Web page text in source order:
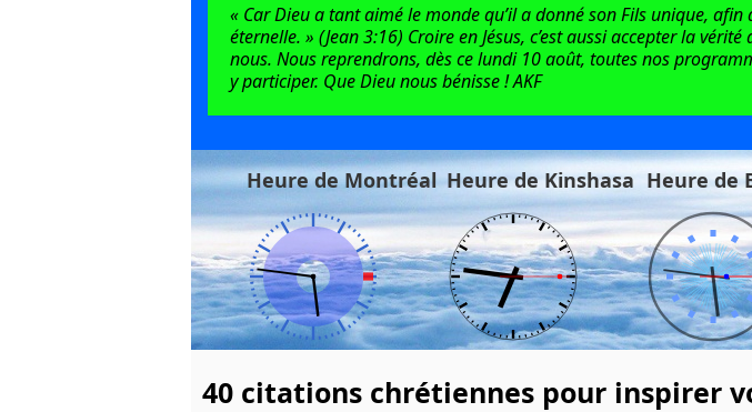
« Car Dieu a tant aimé le monde qu’il a donné son Fils unique,
éternelle. » (Jean 3:16) Croire en Jésus, c’est aussi accepter la
nous. Nous reprendrons, dès ce lundi 10 août, toutes nos
y participer. Que Dieu nous bénisse ! AKF
Heure de Montréal Heure de Kinshasa Heure de
40 citations chrétiennes pour inspirer